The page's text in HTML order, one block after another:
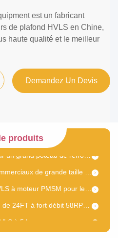
est un fabricant
de plafond HVLS en Chine,
haute qualité et le meilleur
Demandez Un Devis
produits
à 5 lames